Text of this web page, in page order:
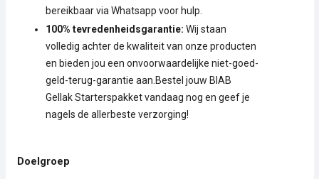
bereikbaar via Whatsapp voor hulp.
100% tevredenheidsgarantie: Wij staan
volledig achter de kwaliteit van onze producten
en bieden jou een onvoorwaardelijke niet-goed-
geld-terug-garantie aan.Bestel jouw BIAB
Gellak Starterspakket vandaag nog en geef je
nagels de allerbeste verzorging!
Doelgroep